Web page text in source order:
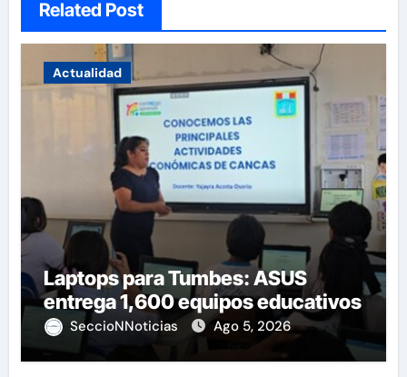
Related Post
Actualidad
Laptops para Tumbes: ASUS
entrega 1,600 equipos educativos
SeccioNNoticias Ago 5, 2026